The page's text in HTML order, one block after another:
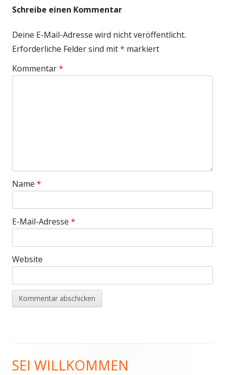
Schreibe einen Kommentar
Deine E-Mail-Adresse wird nicht veröffentlicht.
Erforderliche Felder sind mit* markiert
Kommentar*
Name *
E-Mail-Adresse *
Website
Haupt-
SEI WILLKOMMEN